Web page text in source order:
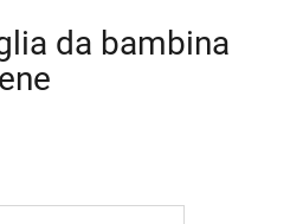
da bambina